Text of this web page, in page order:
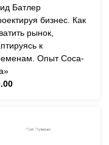
Батлер
бизнес. Как
рынок,
к
Опыт Coca-